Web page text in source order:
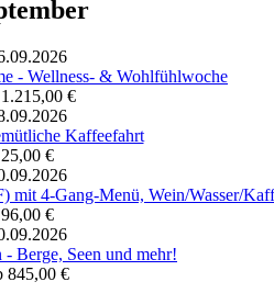
- Wellness- & Wohlfühlwoche
€
Kaffeefahrt
25,00 €
mit 4-Gang-Menü, Wein/Wasser/
96,00 €
- Berge, Seen und mehr!
845,00 €